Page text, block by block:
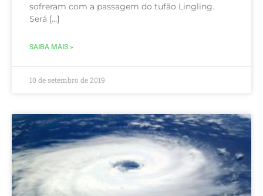
sofreram com a passagem do tufão Lingling.
Será […]
SAIBA MAIS »
10 de setembro de 2019